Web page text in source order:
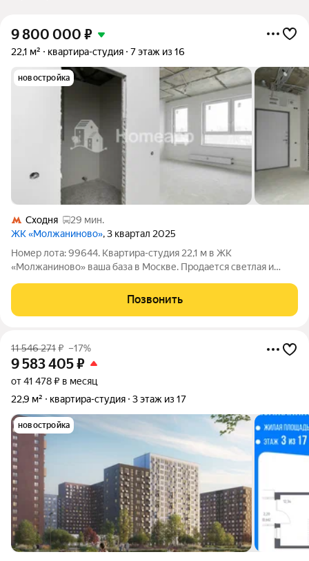
9 800 000 ₽
22,1 м² квартира-студия 7 этаж из 16
новостройка
Сходня
29 мин.
ЖК «Молжаниново», 3 квартал 2025
Номер лота: 99644. Квартира-студия 22,1 м в ЖК
«Молжаниново» ваша база в Москве. Продается светлая и
современного монолитного дома ЖК «Молжаниново» в САО
Москвы! Идеальный вариант для тех,
Позвонить
11 546 271₽ –17%
9 583 405₽
от 41 478 ₽ в месяц
22,9 м²
квартира-студия 3 этаж из 17
новостройка